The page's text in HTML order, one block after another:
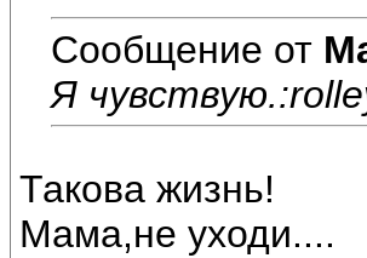
Сообщение от
Я
Такова жизнь!
Мама,не уходи....